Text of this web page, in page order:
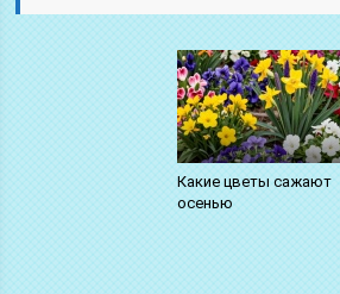
Какие цветы сажают
осенью